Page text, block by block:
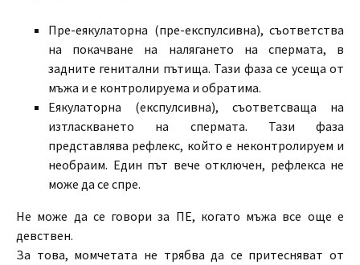
Пре-еякулаторна (пре-експулсивна), съответства
на покачване на налягането на спермата, в
задните генитални пътища. Тази фаза се усеща от
мъжа и е контролируема и обратима.
Еякулаторна (експулсивна), съответсваща на
изтласкването на спермата. Тази фаза
представлява рефлекс, който е неконтролируем и
необраим. Един път вече отключен, рефлекса не
може да се спре.
Не може да се говори за ПЕ, когато мъжа все още е
девствен.
За това, момчетата не трябва да се притесняват от